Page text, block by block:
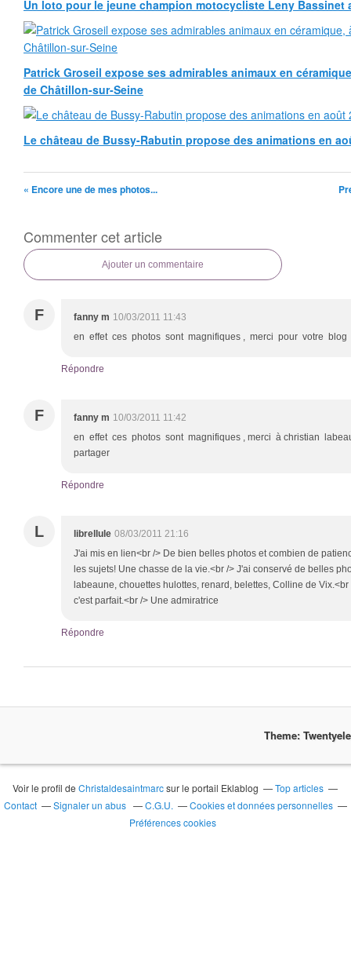
Un loto pour le jeune champion motocycliste Leny Bassinet
Patrick Groseil expose ses admirables animaux en
de Châtillon-sur-Seine
Le château de Bussy-Rabutin propose des animations en
« Encore une de mes photos...
Commenter cet article
Ajouter un commentaire
F fanny m 10/03/2011 11:43
en effet ces photos sont magnifiques , merci pour votre blog
Répondre
F fanny m 10/03/2011 11:42
en effet ces photos sont magnifiques , merci à christian
partager
Répondre
L librellule 08/03/2011 21:16
J'ai mis en lien<br /> De bien belles photos et combien de
les sujets! Une chasse de la vie.<br /> J'ai conservé de belles
labeaune, chouettes hulottes, renard, belettes, Colline de
c'est parfait.<br /> Une admiratrice
Répondre
Theme:
Voir le profil deChristaldesaintmarcsur le portail Eklablog
Top articles
Contact
Signaler un abus C.G.U.
Cookies et données personnelles
Préférences cookies